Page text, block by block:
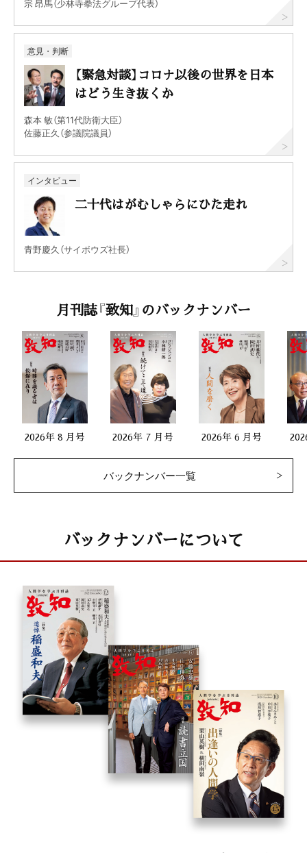
宗 昂馬（少林寺拳法グループ代表）
意見・判断
【緊急対談】コロナ以後の世界を日本
はどう生き抜くか
森本 敏（第11代防衛大臣）
佐藤正久（参議院議員）
インタビュー
二十代はがむしゃらにひた走れ
青野慶久（サイボウズ社長）
月刊誌『致知』のバックナンバー
2026年 8 月号 2026年 7 月号 2026年 6 月号
バックナンバー一覧
バックナンバーについて